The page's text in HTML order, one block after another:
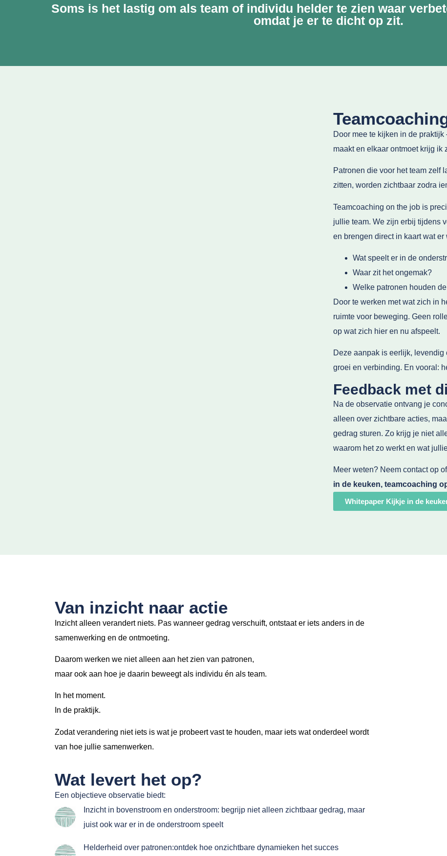
Soms is het lastig om als team of individu helder te zien waar
omdat je er te dicht op zit.
Door mee te kijken in de
maakt en elkaar ontmoet krijg ik
Patronen die voor het team zelf
zitten, worden zichtbaar zodra
Teamcoaching on the job is
jullie team. We zijn erbij tijdens
en brengen direct in kaart wat er
Wat speelt er in de
Waar zit het ongemak?
Welke patronen houden
Door te werken met wat zich in
ruimte voor beweging. Geen
op wat zich hier en nu afspeelt.
Deze aanpak is eerlijk,
groei en verbinding. En vooral:
Feedback met
Na de observatie ontvang je
alleen over zichtbare acties,
gedrag sturen. Zo krijg je niet
waarom het zo werkt en wat
Meer weten? Neem contact op
in de keuken, teamcoaching
Whitepaper Kijkje in de
Van inzicht naar actie
Inzicht alleen verandert niets. Pas wanneer gedrag verschuift, ontstaat er iets anders in de
samenwerking en de ontmoeting.
Daarom werken we niet alleen aan het zien van patronen,
maar ook aan hoe je daarin beweegt als individu én als team.
In het moment.
In de praktijk.
Zodat verandering niet iets is wat je probeert vast te houden, maar iets wat onderdeel wordt
van hoe jullie samenwerken.
Wat levert het op?
Een objectieve observatie biedt:
Inzicht in bovenstroom en onderstroom: begrijp niet alleen zichtbaar gedrag, maar
juist ook war er in de onderstroom speelt
Helderheid over patronen:ontdek hoe onzichtbare dynamieken het succes